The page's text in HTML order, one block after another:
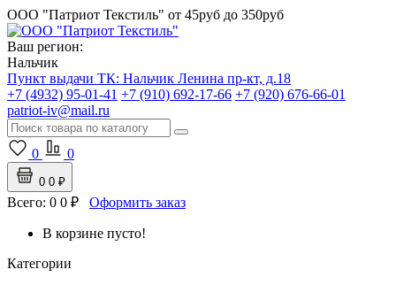
ООО "Патриот Текстиль" от 45руб до 350руб
Ваш регион:
Нальчик
Пункт выдачи ТК: Нальчик Ленина пр-кт, д.18
+7 (4932) 95-01-41 +7 (910) 692-17-66 +7 (920) 676-66-01
patriot-iv@mail.ru
0 0
0 0 ₽
Всего: 0 0 ₽ Оформить заказ
В корзине пусто!
Категории